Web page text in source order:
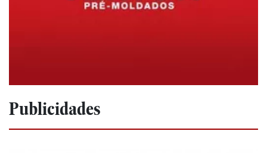
Publicidades